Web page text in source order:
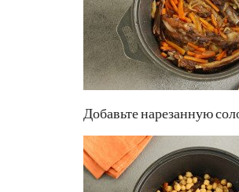
Добавьте нарезанную